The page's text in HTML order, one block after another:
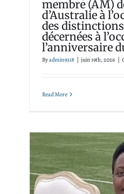
membre (AM)
d’Australie à
des distinctions
décernées à
l’anniversaire
Byadmin9318 | juin 19th, 2026 |
Read More